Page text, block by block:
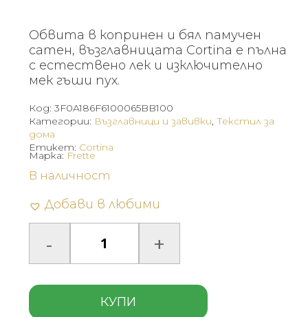
was:
625 €
(1,222.39
е:
313 €
(611.20
Обвита в копринен и бял памучен
сатен, възглавницата Cortina е пълна
с естествено лек и изключително
мек гъши пух.
Код: 3F0A186F6100065BB100
Категории: Възглавници и завивки, Текстил за
дома
Етикет: Cortina
В наличност
Добави в любими
КУПИ
Марка: Frette